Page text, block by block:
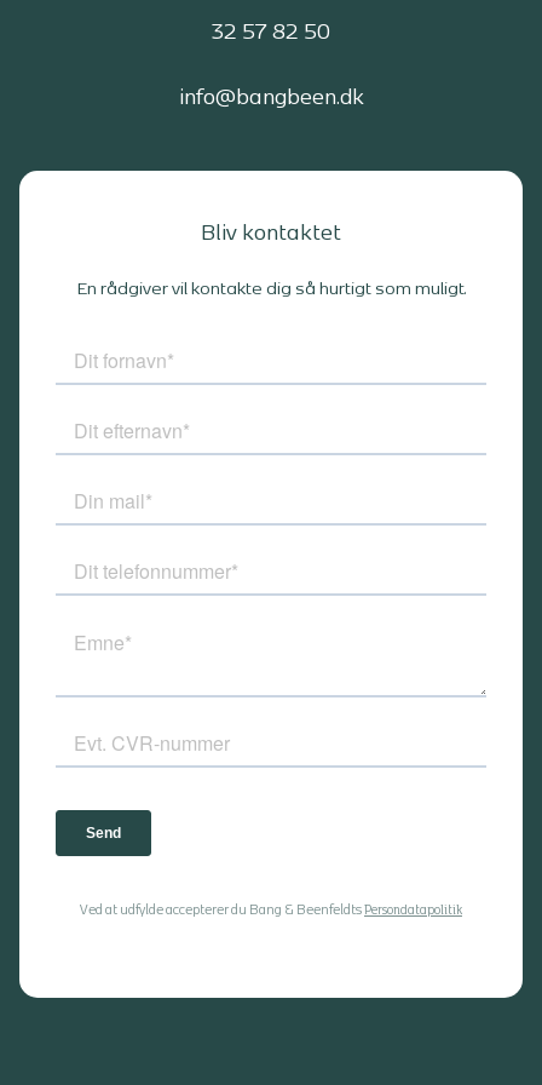
32 57 82 50
info@bangbeen.dk
Bliv kontaktet
En rådgiver vil kontakte dig så hurtigt som muligt.
Ved at udfylde accepterer du Bang & Beenfeldts Persondatapolitik